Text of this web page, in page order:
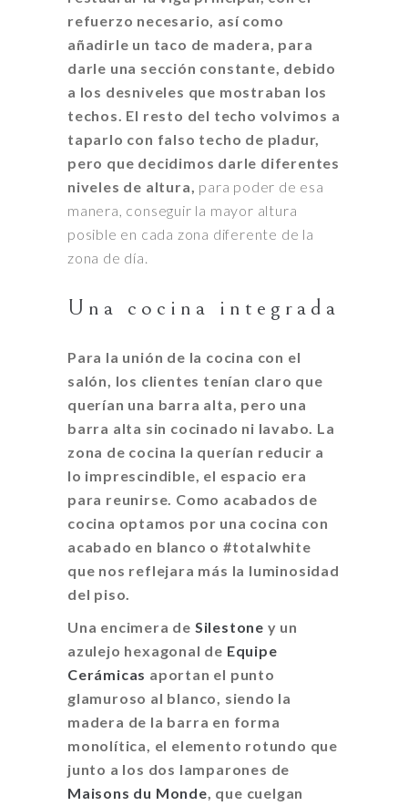
refuerzo necesario, así como
añadirle un taco de madera, para
darle una sección constante, debido
a los desniveles que mostraban los
techos. El resto del techo volvimos a
taparlo con falso techo de pladur,
pero que decidimos darle diferentes
niveles de altura, para poder de esa
manera, conseguir la mayor altura
posible en cada zona diferente de la
zona de día.
Una cocina integrada
Para la unión de la cocina con el
salón, los clientes tenían claro que
querían una barra alta, pero una
barra alta sin cocinado ni lavabo. La
zona de cocina la querían reducir a
lo imprescindible, el espacio era
para reunirse. Como acabados de
cocina optamos por una cocina con
acabado en blanco o #totalwhite
que nos reflejara más la luminosidad
del piso.
Una encimera de Silestone y un
azulejo hexagonal de Equipe
Cerámicas aportan el punto
glamuroso al blanco, siendo la
madera de la barra en forma
monolítica, el elemento rotundo que
junto a los dos lamparones de
Maisons du Monde , que cuelgan